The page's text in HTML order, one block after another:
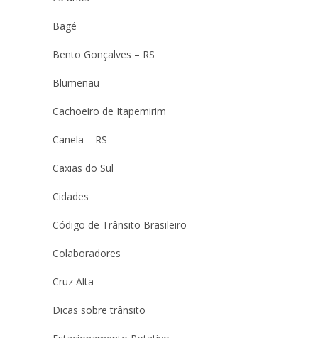
Bagé
Bento Gonçalves – RS
Blumenau
Cachoeiro de Itapemirim
Canela – RS
Caxias do Sul
Cidades
Código de Trânsito Brasileiro
Colaboradores
Cruz Alta
Dicas sobre trânsito